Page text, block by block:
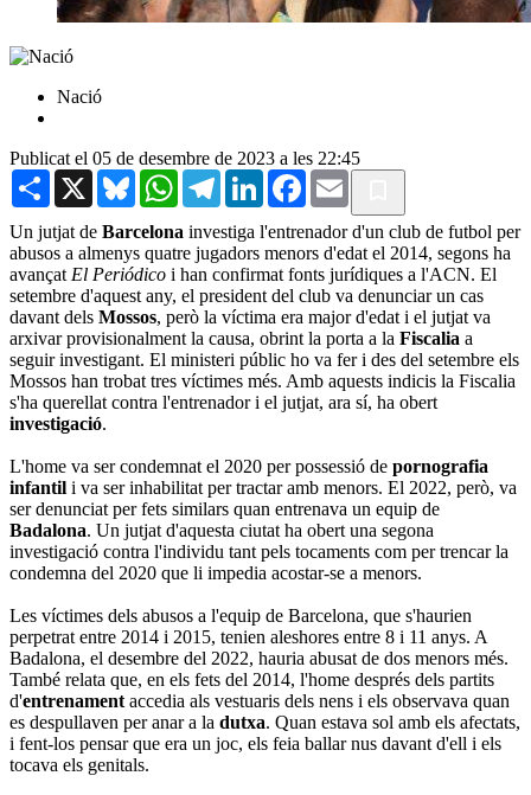
Nació
Publicat el 05 de desembre de 2023 a les 22:45
Share X BlueskyWhatsAppTelegramLinkedInFacebook
Email
Un jutjat de Barcelona investiga l'entrenador d'un club de futbol per
abusos a almenys quatre jugadors menors d'edat el 2014, segons ha
avançat El Periódico i han confirmat fonts jurídiques a l'ACN. El
setembre d'aquest any, el president del club va denunciar un cas
davant dels Mossos, però la víctima era major d'edat i el jutjat va
arxivar provisionalment la causa, obrint la porta a la Fiscalia a
seguir investigant. El ministeri públic ho va fer i des del setembre els
Mossos han trobat tres víctimes més. Amb aquests indicis la Fiscalia
s'ha querellat contra l'entrenador i el jutjat, ara sí, ha obert
investigació.
L'home va ser condemnat el 2020 per possessió de pornografia
infantil i va ser inhabilitat per tractar amb menors. El 2022, però, va
ser denunciat per fets similars quan entrenava un equip de
Badalona. Un jutjat d'aquesta ciutat ha obert una segona
investigació contra l'individu tant pels tocaments com per trencar la
condemna del 2020 que li impedia acostar-se a menors.
Les víctimes dels abusos a l'equip de Barcelona, que s'haurien
perpetrat entre 2014 i 2015, tenien aleshores entre 8 i 11 anys. A
Badalona, el desembre del 2022, hauria abusat de dos menors més.
També relata que, en els fets del 2014, l'home després dels partits
d'entrenament accedia als vestuaris dels nens i els observava quan
es despullaven per anar a la dutxa. Quan estava sol amb els afectats,
i fent-los pensar que era un joc, els feia ballar nus davant d'ell i els
tocava els genitals.